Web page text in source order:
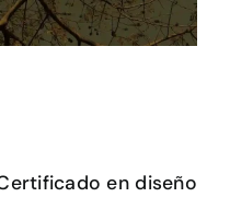
en diseño